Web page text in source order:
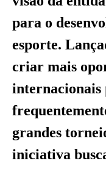
para o
esporte.
criar mais
internacionais
grandes
iniciativa